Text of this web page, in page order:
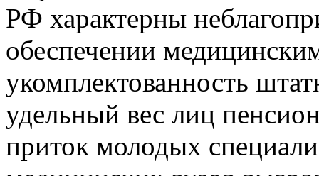
РФ характерны
обеспечении
укомплектованность
удельный вес лиц
приток молодых